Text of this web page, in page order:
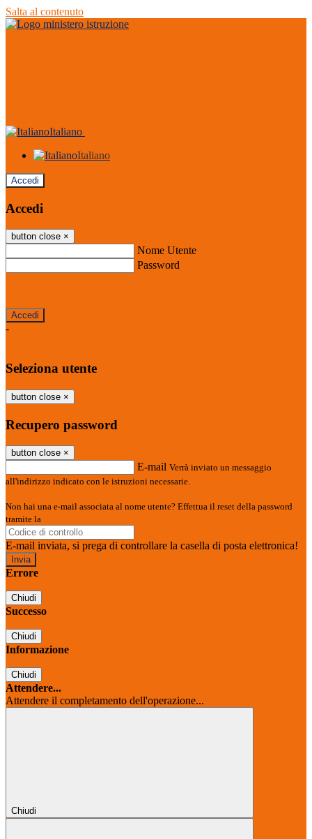
Salta al contenuto
Italiano
Italiano
Accedi
Accedi
button close ×
Nome Utente
Password
-
Seleziona utente
button close ×
Recupero password
button close ×
E-mail Verrà inviato un messaggio
all'indirizzo indicato con le istruzioni necessarie.
Non hai una e-mail associata al nome utente? Effettua il reset della password
tramite la
E-mail inviata, si prega di controllare la casella di posta elettronica!
Errore
Chiudi
Successo
Chiudi
Informazione
Chiudi
Attendere...
Attendere il completamento dell'operazione...
Chiudi